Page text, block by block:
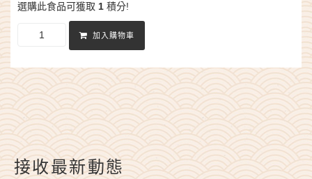
選購此食品可獲取 1 積分!
加入購物車
接收最新動態